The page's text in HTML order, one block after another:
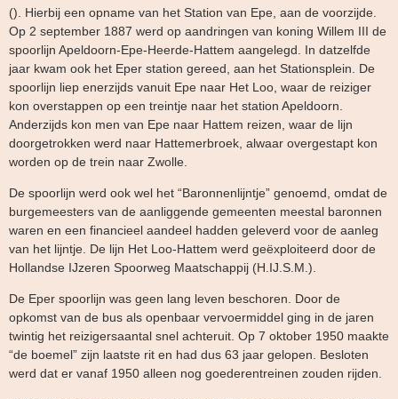
(). Hierbij een opname van het Station van Epe, aan de voorzijde.
Op 2 september 1887 werd op aandringen van koning Willem III de
spoorlijn Apeldoorn-Epe-Heerde-Hattem aangelegd. In datzelfde
jaar kwam ook het Eper station gereed, aan het Stationsplein. De
spoorlijn liep enerzijds vanuit Epe naar Het Loo, waar de reiziger
kon overstappen op een treintje naar het station Apeldoorn.
Anderzijds kon men van Epe naar Hattem reizen, waar de lijn
doorgetrokken werd naar Hattemerbroek, alwaar overgestapt kon
worden op de trein naar Zwolle.
De spoorlijn werd ook wel het “Baronnenlijntje” genoemd, omdat de
burgemeesters van de aanliggende gemeenten meestal baronnen
waren en een financieel aandeel hadden geleverd voor de aanleg
van het lijntje. De lijn Het Loo-Hattem werd geëxploiteerd door de
Hollandse IJzeren Spoorweg Maatschappij (H.IJ.S.M.).
De Eper spoorlijn was geen lang leven beschoren. Door de
opkomst van de bus als openbaar vervoermiddel ging in de jaren
twintig het reizigersaantal snel achteruit. Op 7 oktober 1950 maakte
“de boemel” zijn laatste rit en had dus 63 jaar gelopen. Besloten
werd dat er vanaf 1950 alleen nog goederentreinen zouden rijden.